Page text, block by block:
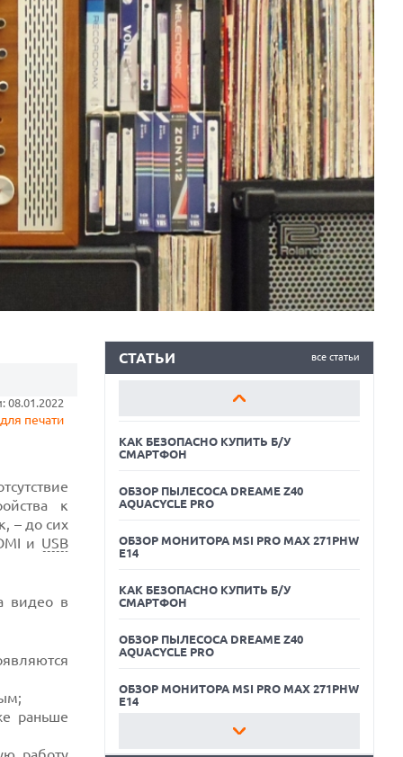
08.01.2022
печати
к
– до сих
и USB
видео в
раньше
все статьи
СТАТЬИ
КАК БЕЗОПАСНО КУПИТЬ Б/У
СМАРТФОН
ОБЗОР ПЫЛЕСОСА DREAME Z40
AQUACYCLE PRO
ОБЗОР МОНИТОРА MSI PRO MAX 271PHW
E14
КАК БЕЗОПАСНО КУПИТЬ Б/У
СМАРТФОН
ОБЗОР ПЫЛЕСОСА DREAME Z40
AQUACYCLE PRO
ОБЗОР МОНИТОРА MSI PRO MAX 271PHW
КАК БЕЗОПАСНО КУПИТЬ Б/У
СМАРТФОН
ОБЗОР ПЫЛЕСОСА DREAME Z40
AQUACYCLE PRO
ОБЗОР МОНИТОРА MSI PRO MAX 271PHW
E14
КАК БЕЗОПАСНО КУПИТЬ Б/У
СМАРТФОН
ОБЗОР ПЫЛЕСОСА DREAME Z40
AQUACYCLE PRO
ОБЗОР МОНИТОРА MSI PRO MAX 271PHW
E14
КАК БЕЗОПАСНО КУПИТЬ Б/У
РЕКОРДНАЯ ВЫРУЧКА AMD ЗА СЧЕТ
ДАТА-ЦЕНТРОВ КОМПЕНСИРУЕТ СПАД
05.08.2026
CMF CLIP PRO С ПОДДЕРЖКОЙ LDAC И